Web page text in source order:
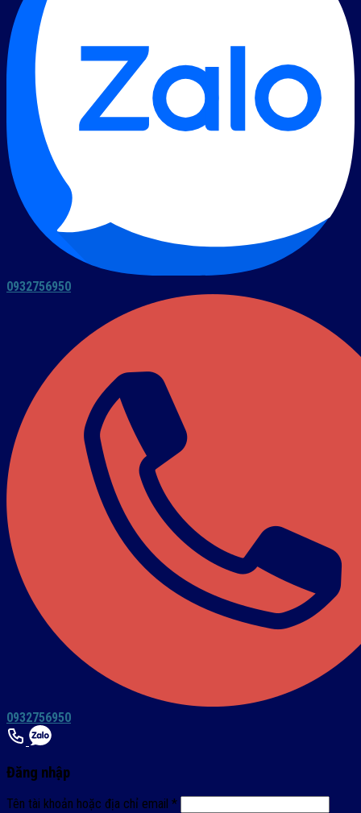
0932756950
0932756950
Đăng nhập
Tên tài khoản hoặc địa chỉ email *